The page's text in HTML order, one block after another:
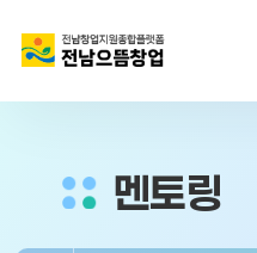
멘토링